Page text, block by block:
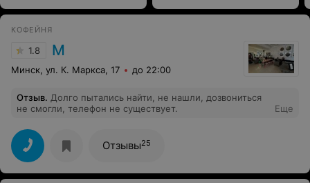
КОФЕЙНЯ
1.8 М
Минск, ул. К. Маркса, 17 до 22:00
Отзыв. Долго пытались найти, не нашли, дозвониться
не смогли, телефон не существует.
Еще
Отзывы25